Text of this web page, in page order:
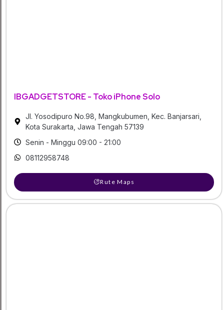
IBGADGETSTORE - Toko iPhone Solo
Jl. Yosodipuro No.98, Mangkubumen, Kec. Banjarsari,
Kota Surakarta, Jawa Tengah 57139
Senin - Minggu 09:00 - 21:00
08112958748
Rute Maps